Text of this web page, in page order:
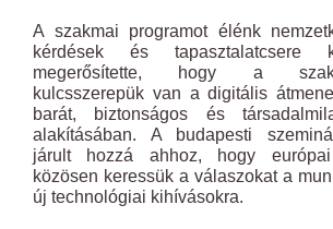
A szakmai programot élénk
kérdések és tapasztalatcsere
megerősítette, hogy a
kulcsszerepük van a digitális
barát, biztonságos és
alakításában. A budapesti
járult hozzá ahhoz, hogy európai
közösen keressük a válaszokat a
új technológiai kihívásokra.